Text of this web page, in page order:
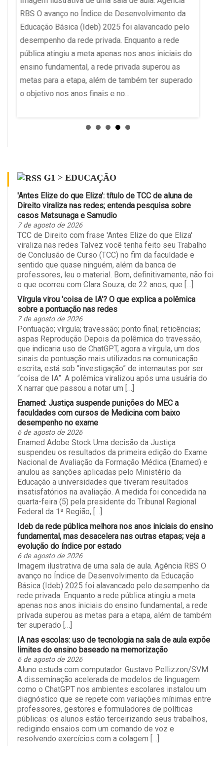
RBS O avanço no Índice de Desenvolvimento da
Educação Básica (Ideb) 2025 foi alavancado pelo
desempenho da rede privada. Enquanto a rede
pública atingiu a meta apenas nos anos iniciais do
ensino fundamental, a rede privada superou as
metas para a etapa, além de também ter superado
o objetivo nos anos finais e no...
G1 > EDUCAÇÃO
'Antes Elize do que Eliza': título de TCC de aluna de
Direito viraliza nas redes; entenda pesquisa sobre
casos Matsunaga e Samudio
7 de agosto de 2026
TCC de Direito com frase 'Antes Elize do que Eliza'
viraliza nas redes Talvez você tenha feito seu Trabalho
de Conclusão de Curso (TCC) no fim da faculdade e
sentido que quase ninguém, além da banca de
professores, leu o material. Bom, definitivamente, não foi
o que ocorreu com Clara Souza, de 22 anos, que […]
Vírgula virou 'coisa de IA'? O que explica a polêmica
sobre a pontuação nas redes
7 de agosto de 2026
Pontuação; vírgula; travessão; ponto final; reticências;
aspas Reprodução Depois da polêmica do travessão,
que indicaria uso de ChatGPT, agora a vírgula, um dos
sinais de pontuação mais utilizados na comunicação
escrita, está sob “investigação” de internautas por ser
“coisa de IA”. A polêmica viralizou após uma usuária do
X narrar que passou a notar um […]
Enamed: Justiça suspende punições do MEC a
faculdades com cursos de Medicina com baixo
desempenho no exame
6 de agosto de 2026
Enamed Adobe Stock Uma decisão da Justiça
suspendeu os resultados da primeira edição do Exame
Nacional de Avaliação da Formação Médica (Enamed) e
anulou as sanções aplicadas pelo Ministério da
Educação a universidades que tiveram resultados
insatisfatórios na avaliação. A medida foi concedida na
quarta-feira (5) pela presidente do Tribunal Regional
Federal da 1ª Região, […]
Ideb da rede pública melhora nos anos iniciais do ensino
fundamental, mas desacelera nas outras etapas; veja a
evolução do índice por estado
6 de agosto de 2026
Imagem ilustrativa de uma sala de aula. Agência RBS O
avanço no Índice de Desenvolvimento da Educação
Básica (Ideb) 2025 foi alavancado pelo desempenho da
rede privada. Enquanto a rede pública atingiu a meta
apenas nos anos iniciais do ensino fundamental, a rede
privada superou as metas para a etapa, além de também
ter superado […]
IA nas escolas: uso de tecnologia na sala de aula expõe
limites do ensino baseado na memorização
6 de agosto de 2026
Aluno estuda com computador. Gustavo Pellizzon/SVM
A disseminação acelerada de modelos de linguagem
como o ChatGPT nos ambientes escolares instalou um
diagnóstico que se repete com variações mínimas entre
professores, gestores e formuladores de políticas
públicas: os alunos estão terceirizando seus trabalhos,
redigindo ensaios com um comando de voz e
resolvendo exercícios com a colagem […]